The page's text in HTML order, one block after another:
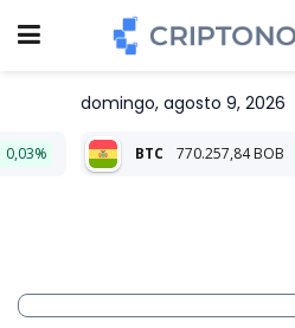
domingo, agosto 9, 2026
770.257,84 BOB 0,27% ETH